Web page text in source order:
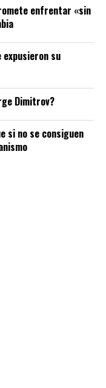
enfrentar «sin
su
Dimitrov?
si no se consiguen